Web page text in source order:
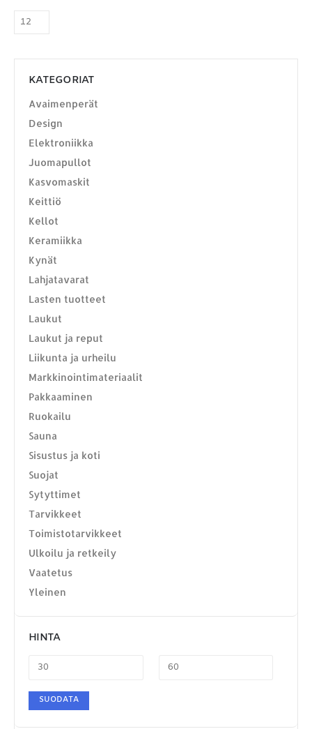
KATEGORIAT
Avaimenperät
Design
Elektroniikka
Juomapullot
Kasvomaskit
Keittiö
Kellot
Keramiikka
Kynät
Lahjatavarat
Lasten tuotteet
Laukut
Laukut ja reput
Liikunta ja urheilu
Markkinointimateriaalit
Pakkaaminen
Ruokailu
Sauna
Sisustus ja koti
Suojat
Sytyttimet
Tarvikkeet
Toimistotarvikkeet
Ulkoilu ja retkeily
Vaatetus
Yleinen
HINTA
SUODATA
Osoite:
Hikivuorenkatu 14 C 20, 33710 Tampere
Puhelin:
Sähköposti:
MAKSUTAPAMME: